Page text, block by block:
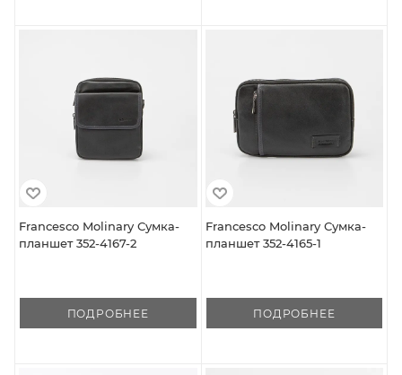
Francesco Molinary Сумка-
планшет 352-4167-2
ПОДРОБНЕЕ
Francesco Molinary Сумка-
планшет 352-4165-1
ПОДРОБНЕЕ